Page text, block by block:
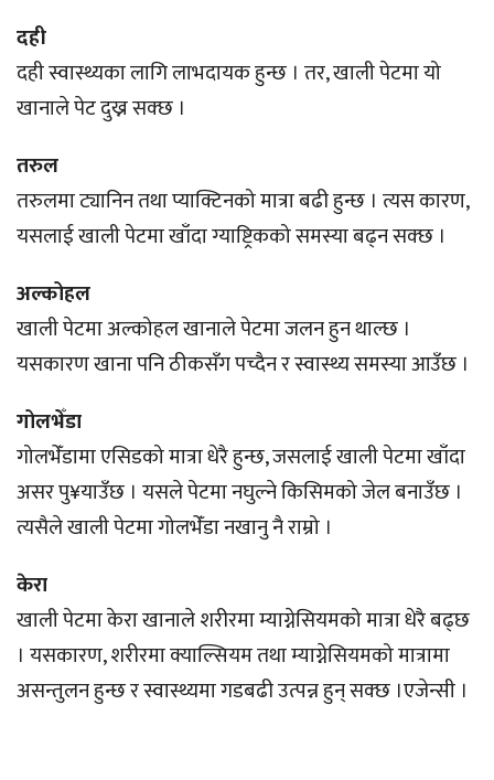
दही
दही स्वास्थ्यका लागि लाभदायक हुन्छ । तर, खाली पेटमा यो
खानाले पेट दुख्न सक्छ ।
तरुल
तरुलमा ट्यानिन तथा प्याक्टिनको मात्रा बढी हुन्छ । त्यस कारण,
यसलाई खाली पेटमा खाँदा ग्याष्ट्रिकको समस्या बढ्न सक्छ ।
अल्कोहल
खाली पेटमा अल्कोहल खानाले पेटमा जलन हुन थाल्छ ।
यसकारण खाना पनि ठीकसँग पच्दैन र स्वास्थ्य समस्या आउँछ ।
गोलभेँडा
गोलभेँडामा एसिडको मात्रा धेरै हुन्छ, जसलाई खाली पेटमा खाँदा
असर पु¥याउँछ । यसले पेटमा नघुल्ने किसिमको जेल बनाउँछ ।
त्यसैले खाली पेटमा गोलभेँडा नखानु नै राम्रो ।
केरा
खाली पेटमा केरा खानाले शरीरमा म्याग्नेसियमको मात्रा धेरै बढ्छ
। यसकारण, शरीरमा क्याल्सियम तथा म्याग्नेसियमको मात्रामा
असन्तुलन हुन्छ र स्वास्थ्यमा गडबढी उत्पन्न हुन् सक्छ ।एजेन्सी ।